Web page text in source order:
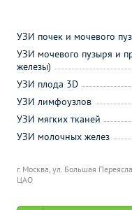
г. Москва, ул. Большая
ЦАО
УЗИ почек и мочевого
УЗИ мочевого пузыря и
железы)
УЗИ плода 3D
УЗИ лимфоузлов
УЗИ мягких тканей
УЗИ молочных желез